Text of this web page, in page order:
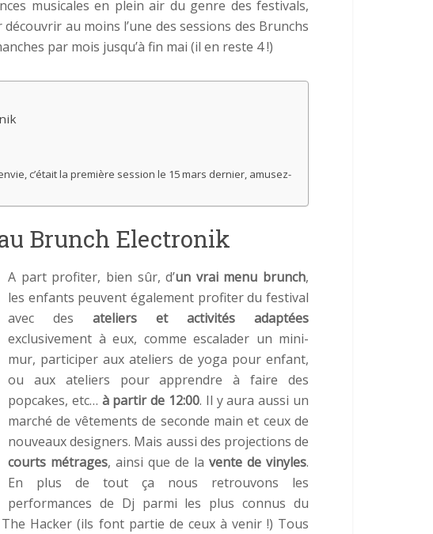
musicales en plein air du genre des festivals,
au moins l’une des sessions des Brunchs
par mois jusqu’à fin mai (il en reste 4 !)
c’était la première session le 15 mars dernier, amusez-
Brunch Electronik
A part profiter, bien sûr, d’un vrai menu brunch,
les enfants peuvent également profiter du festival
avec des ateliers et activités adaptées
exclusivement à eux, comme escalader un mini-
mur, participer aux ateliers de yoga pour enfant,
ou aux ateliers pour apprendre à faire des
popcakes, etc… à partir de 12:00. Il y aura aussi un
marché de vêtements de seconde main et ceux de
nouveaux designers. Mais aussi des projections de
courts métrages, ainsi que de la vente de vinyles.
En plus de tout ça nous retrouvons les
performances de Dj parmi les plus connus du
Hacker (ils font partie de ceux à venir !) Tous